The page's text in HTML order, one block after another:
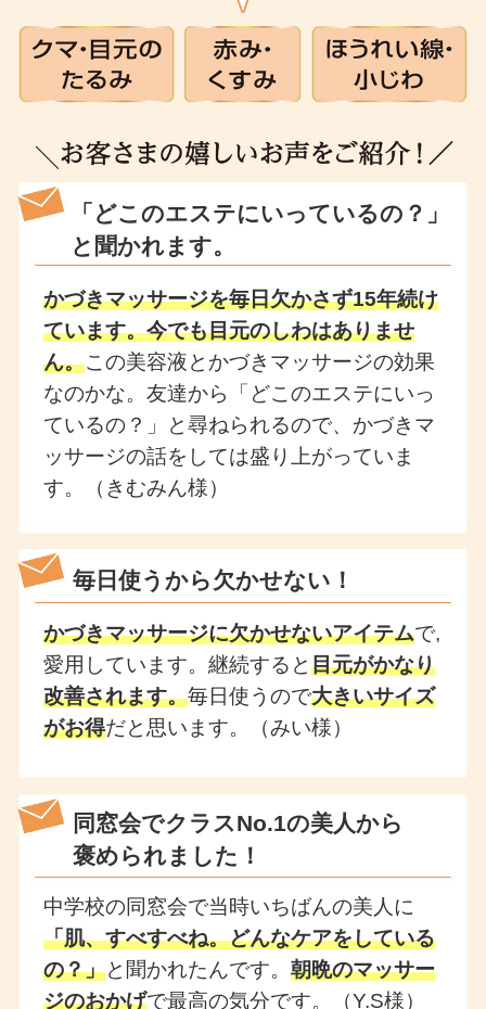
「どこのエステにいっているの？」
と聞かれます。
かづきマッサージを毎日欠かさず15年続け
ています。今でも目元のしわはありませ
ん。この美容液とかづきマッサージの効果
なのかな。友達から「どこのエステにいっ
ているの？」と尋ねられるので、かづきマ
ッサージの話をしては盛り上がっていま
す。（きむみん様）
毎日使うから欠かせない！
かづきマッサージに欠かせないアイテムで,
愛用しています。継続すると目元がかなり
改善されます。毎日使うので大きいサイズ
がお得だと思います。（みい様）
同窓会でクラスNo.1の美人から
褒められました！
中学校の同窓会で当時いちばんの美人に
「肌、すべすべね。どんなケアをしている
の？」と聞かれたんです。朝晩のマッサー
ジのおかげで最高の気分です。（Y.S様）